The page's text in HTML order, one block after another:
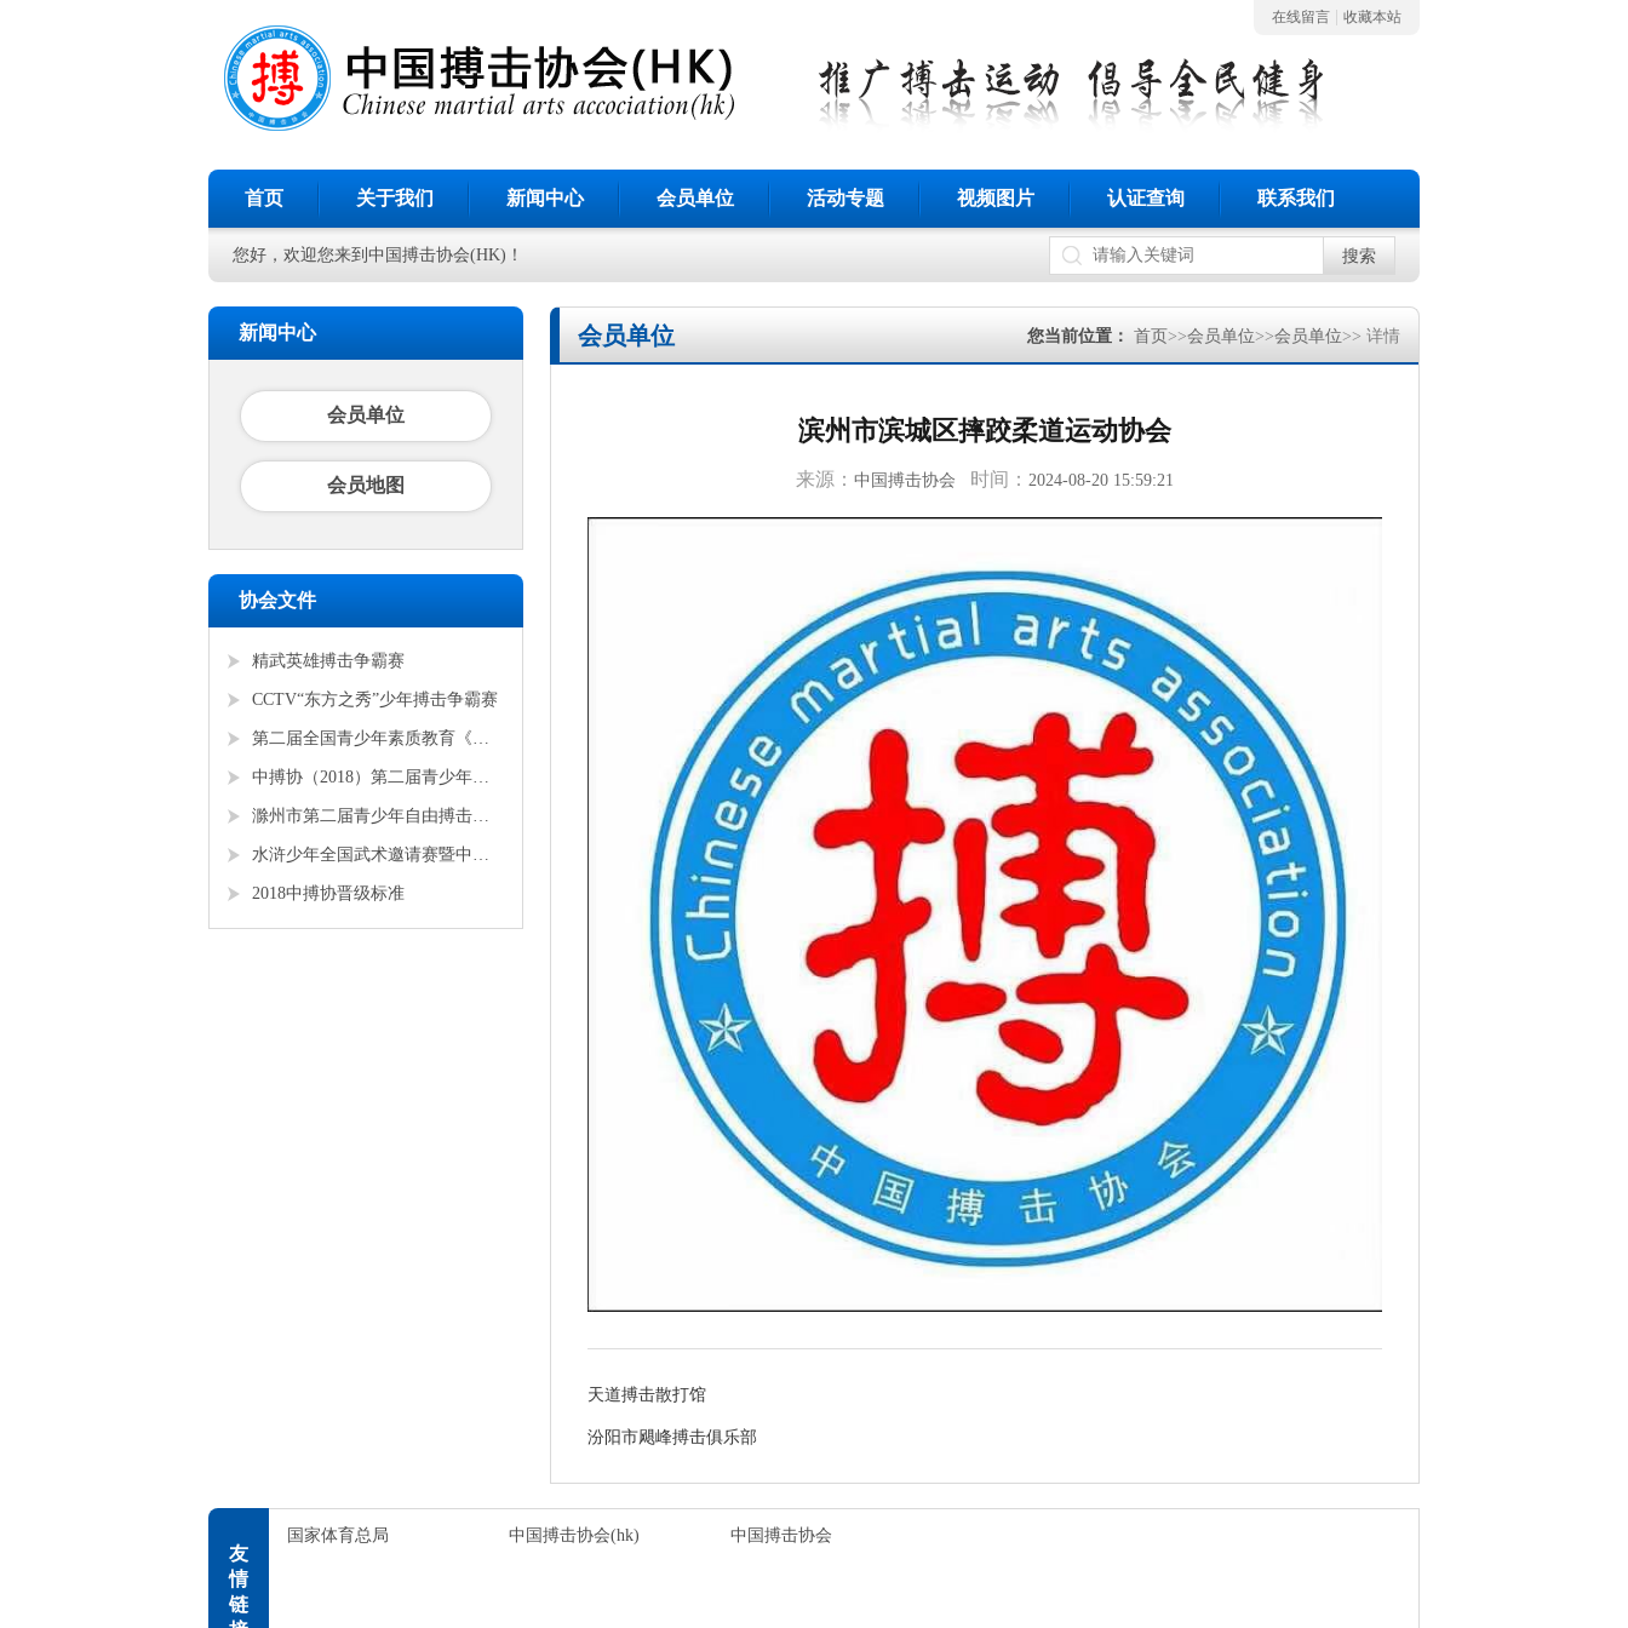
在线留言 收藏本站
首页 关于我们 新闻中心 会员单位 活动专题 视频图片 认证查询 联系我们
您好，欢迎您来到中国搏击协会(HK)！ 搜索
新闻中心
会员单位
会员地图
协会文件
精武英雄搏击争霸赛
CCTV“东方之秀”少年搏击争霸赛
第二届全国青少年素质教育《勇者争锋》搏击锦标赛
中搏协（2018）第二届青少年锦标赛
滁州市第二届青少年自由搏击全国邀请赛
水浒少年全国武术邀请赛暨中搏协青少年搏击锦标赛
2018中搏协晋级标准
会员单位 您当前位置： 首页 >>会员单位>>会员单位>> 详情
滨州市滨城区摔跤柔道运动协会
来源： 中国搏击协会 时间： 2024-08-20 15:59:21
天道搏击散打馆
汾阳市飓峰搏击俱乐部
友
情
链
国家体育总局 中国搏击协会(hk) 中国搏击协会